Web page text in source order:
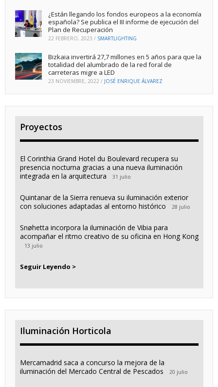
¿Están llegando los fondos europeos a la economía
española? Se publica el III informe de ejecución del
Plan de Recuperación
22 FEBRERO, 2023 / SMARTLIGHTING
Bizkaia invertirá 27,7 millones en 5 años para que la
totalidad del alumbrado de la red foral de
carreteras migre a LED
23 NOVIEMBRE, 2022 / JOSÉ ENRIQUE ÁLVAREZ
Proyectos
El Corinthia Grand Hotel du Boulevard recupera su
presencia nocturna gracias a una nueva iluminación
integrada en la arquitectura
31 julio
Quintanar de la Sierra renueva su iluminación exterior
con soluciones adaptadas al entorno histórico
28 julio
Snøhetta incorpora la iluminación de Vibia para
acompañar el ritmo creativo de su oficina en Hong Kong
13 julio
Seguir Leyendo >
Iluminación Horticola
Mercamadrid saca a concurso la mejora de la
iluminación del Mercado Central de Pescados
20 julio